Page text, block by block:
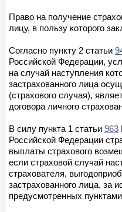
Право на получение
лицу, в пользу которого
Согласно пункту 2 статьи
Российской Федерации,
на случай наступления
застрахованного лица
(страхового случая),
договора личного
В силу пункта 1 статьи 963
Российской Федерации
выплаты страхового
если страховой случай
страхователя,
застрахованного лица, за
предусмотренных